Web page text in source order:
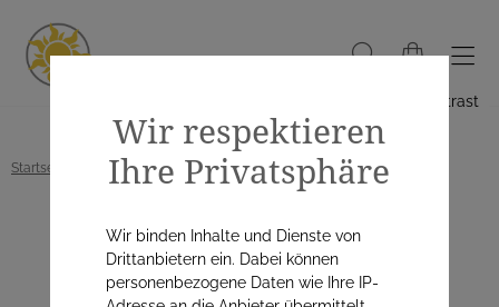
Hoher Kontrast
Startseite Alle Produkte Kosmetik & Körperpflege Intimpflege
Intimpflege
Wir respektieren
Ihre Privatsphäre
Wir binden Inhalte und Dienste von
Drittanbietern ein. Dabei können
personenbezogene Daten wie Ihre IP-